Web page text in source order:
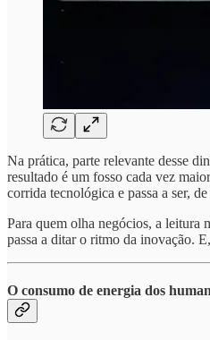
Na prática, parte relevante desse
resultado é um fosso cada vez
corrida tecnológica e passa a ser,
Para quem olha negócios, a leitura
passa a ditar o ritmo da inovação.
O consumo de energia dos